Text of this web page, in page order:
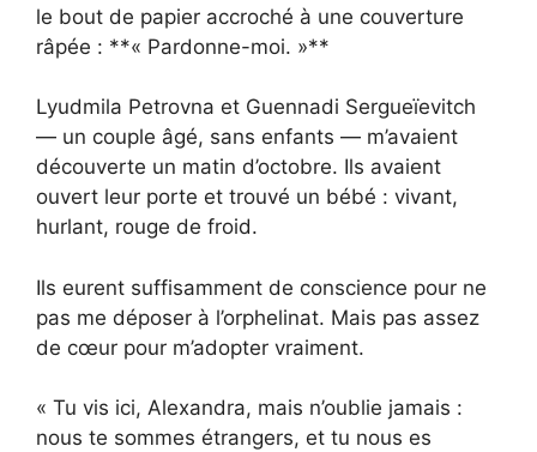
le bout de papier accroché à une couverture
râpée : **« Pardonne-moi. »**
Lyudmila Petrovna et Guennadi Sergueïevitch
— un couple âgé, sans enfants — m’avaient
découverte un matin d’octobre. Ils avaient
ouvert leur porte et trouvé un bébé : vivant,
hurlant, rouge de froid.
Ils eurent suffisamment de conscience pour ne
pas me déposer à l’orphelinat. Mais pas assez
de cœur pour m’adopter vraiment.
« Tu vis ici, Alexandra, mais n’oublie jamais :
nous te sommes étrangers, et tu nous es